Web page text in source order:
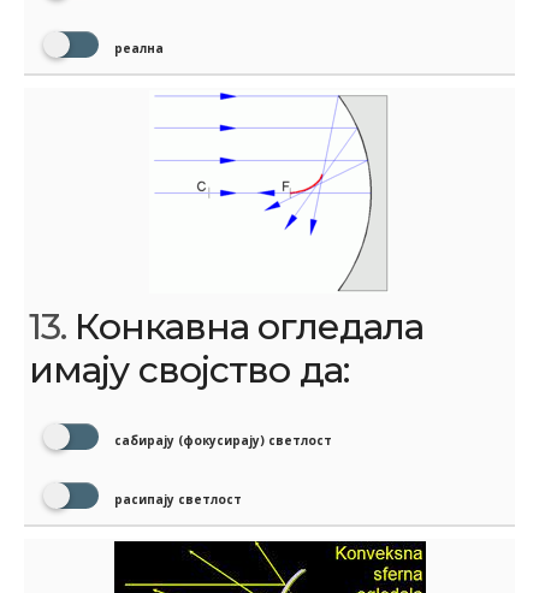
реална
13. Конкавна огледала
имају својство да:
сабирају (фокусирају) светлост
расипају светлост